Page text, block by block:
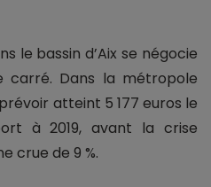
le bassin d’Aix se négocie
Dans la métropole
atteint 5 177 euros le
à 2019, avant la crise
crue de 9 %.